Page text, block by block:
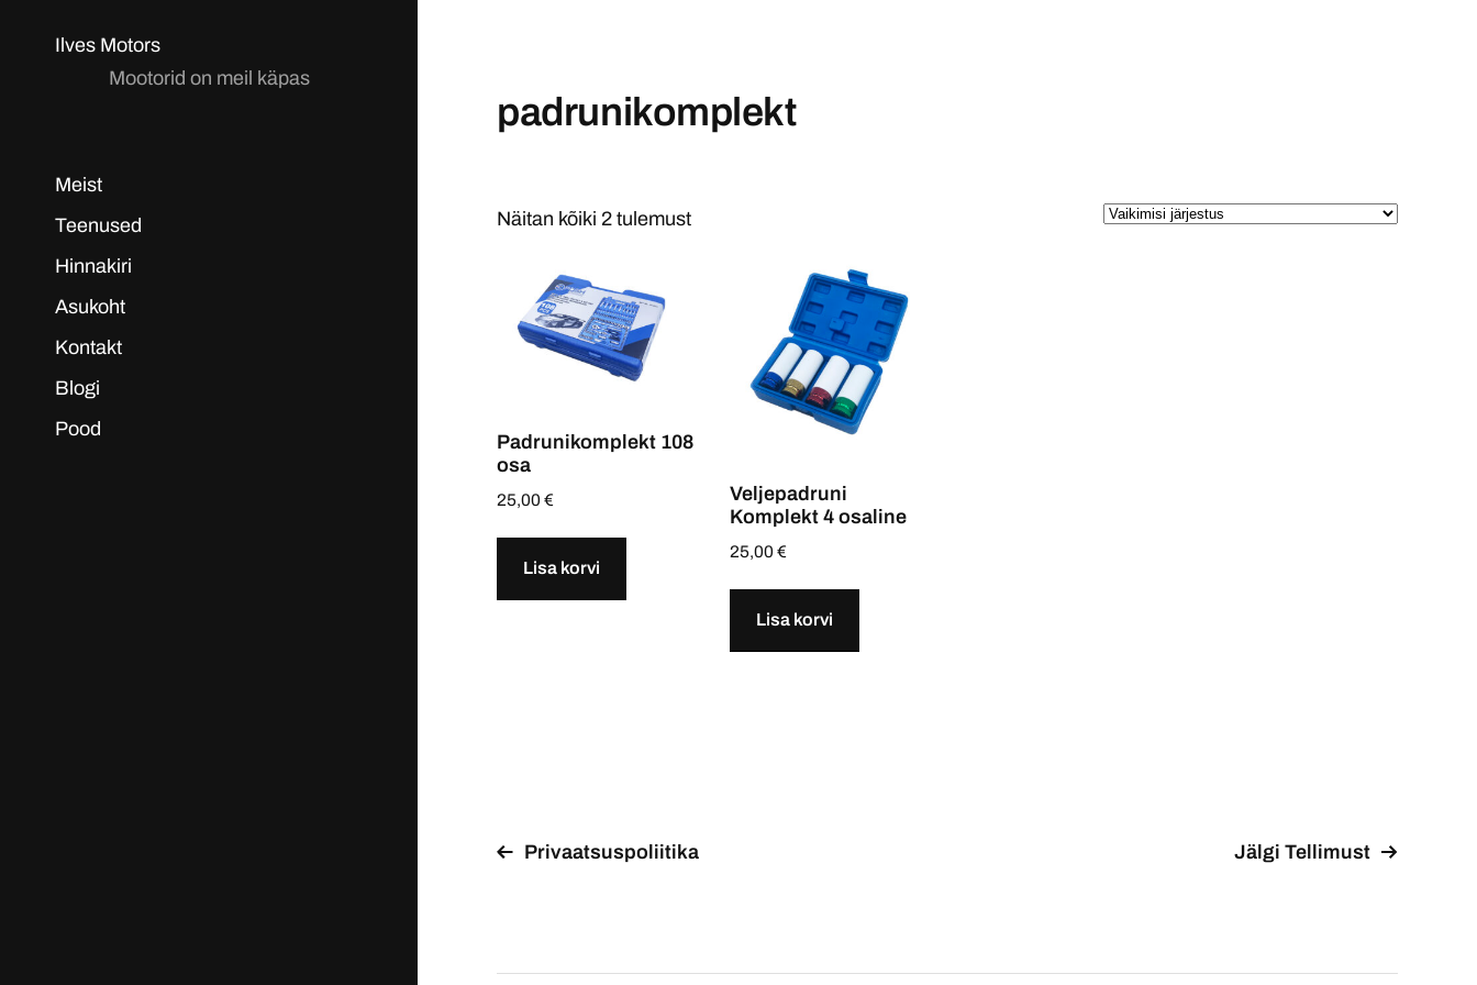
Ilves Motors
Mootorid on meil käpas
Meist
Teenused
Hinnakiri
Asukoht
Kontakt
Blogi
Pood
padrunikomplekt
Näitan kõiki 2 tulemust
Padrunikomplekt 108
osa
25,00€
Lisa korvi
Veljepadruni
Komplekt 4 osaline
25,00€
Lisa korvi
Privaatsuspoliitika Jälgi Tellimust